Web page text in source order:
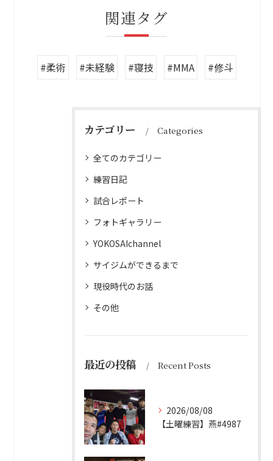
関連タグ
#柔術 #未経験 #寝技 #MMA #修斗
カテゴリー Categories
全てのカテゴリー
練習日記
試合レポート
フォトギャラリー
YOKOSAIchannel
サイジムができるまで
現役時代のお話
その他
最近の投稿 Recent Posts
2026/08/08
【土曜練習】燕#4987